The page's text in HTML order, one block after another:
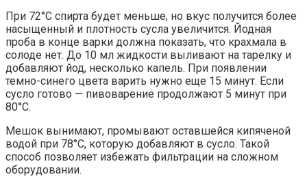
При 72°C спирта будет меньше, но вкус получится более
насыщенный и плотность сусла увеличится. Йодная
проба в конце варки должна показать, что крахмала в
солоде нет. До 10 мл жидкости выливают на тарелку и
добавляют йод, несколько капель. При появлении
темно-синего цвета варить нужно еще 15 минут. Если
сусло готово — пивоварение продолжают 5 минут при
80°C.
Мешок вынимают, промывают оставшейся кипяченой
водой при 78°C, которую добавляют в сусло. Такой
способ позволяет избежать фильтрации на сложном
оборудовании.